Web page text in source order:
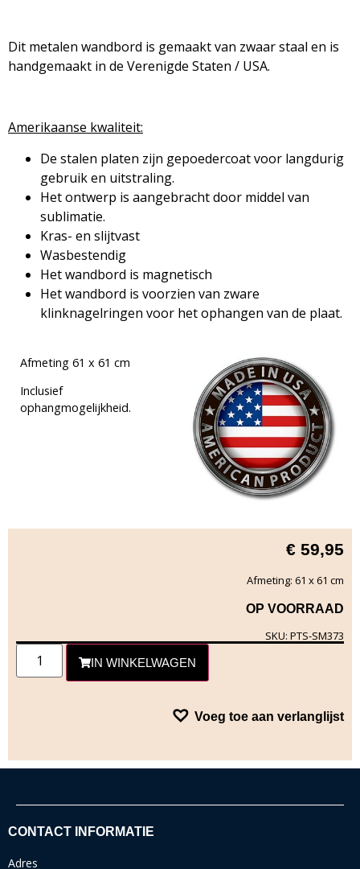
Dit metalen wandbord is gemaakt van zwaar staal en is
handgemaakt in de Verenigde Staten / USA.
Amerikaanse kwaliteit:
De stalen platen zijn gepoedercoat voor langdurig
gebruik en uitstraling.
Het ontwerp is aangebracht door middel van
sublimatie.
Kras- en slijtvast
Wasbestendig
Het wandbord is magnetisch
Het wandbord is voorzien van zware
klinknagelringen voor het ophangen van de plaat.
Afmeting 61 x 61 cm
Inclusief
ophangmogelijkheid.
€ 59,95
Afmeting: 61 x 61 cm
OP VOORRAAD
SKU: PTS-SM373
IN WINKELWAGEN
Voeg toe aan verlanglijst
CONTACT INFORMATIE
Adres